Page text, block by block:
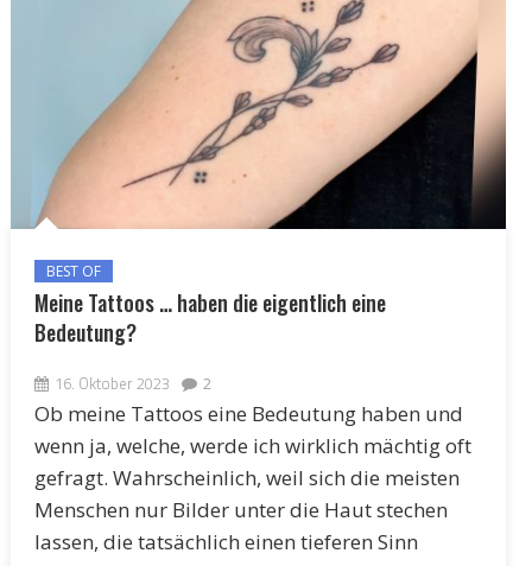
BEST OF
Meine Tattoos … haben die eigentlich eine
Bedeutung?
16. Oktober 2023 2
Ob meine Tattoos eine Bedeutung haben und
wenn ja, welche, werde ich wirklich mächtig oft
gefragt. Wahrscheinlich, weil sich die meisten
Menschen nur Bilder unter die Haut stechen
lassen, die tatsächlich einen tieferen Sinn